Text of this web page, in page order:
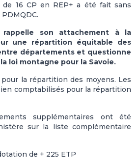
de 16 CP en REP+ a été fait sans
rappelle son attachement à la
une répartition équitable des
départements et questionne
loi montagne pour la Savoie.
la répartition des moyens. Les
comptabilisés pour la répartition
supplémentaires ont été
sur la liste complémentaire
de + 225 ETP